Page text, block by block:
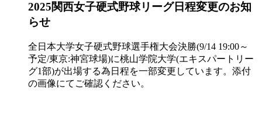
2025関西女子硬式野球リーグ日程変更のお知
らせ
全日本大学女子硬式野球選手権大会決勝(9/14 19:00～
予定/東京:神宮球場)に桃山学院大学(エキスパートリー
グ1部)が出場する為日程を一部変更しています。添付
の画像にてご確認ください。